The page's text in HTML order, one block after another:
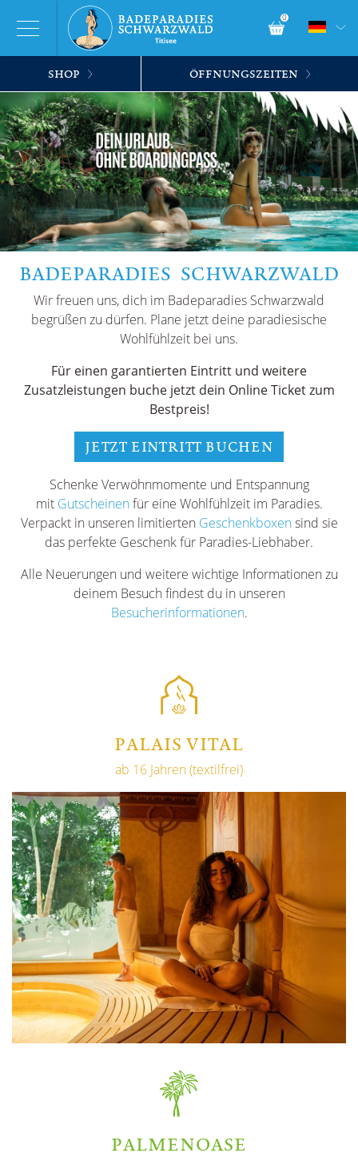
SHOP ÖFFNUNGSZEITEN
0
BADEPARADIES SCHWARZWALD
Wir freuen uns, dich im Badeparadies Schwarzwald
begrüßen zu dürfen. Plane jetzt deine paradiesische
Wohlfühlzeit bei uns.
Für einen garantierten Eintritt und weitere
Zusatzleistungen buche jetzt dein Online Ticket zum
Bestpreis!
JETZT EINTRITT BUCHEN
Schenke Verwöhnmomente und Entspannung
mit Gutscheinenfür eine Wohlfühlzeit im Paradies.
Verpackt in unseren limitierten Geschenkboxensind sie
das perfekte Geschenk für Paradies-Liebhaber.
Alle Neuerungen und weitere wichtige Informationen zu
deinem Besuch findest du in unseren
Besucherinformationen.
PALAIS VITAL
ab 16 Jahren (textilfrei)
PALMENOASE